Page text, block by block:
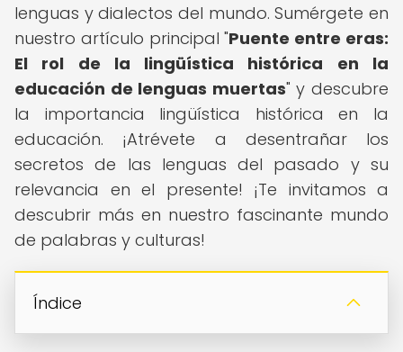
lenguas y dialectos del mundo. Sumérgete en
nuestro artículo principal "Puente entre eras:
El rol de la lingüística histórica en la
educación de lenguas muertas" y descubre
la importancia lingüística histórica en la
educación. ¡Atrévete a desentrañar los
secretos de las lenguas del pasado y su
relevancia en el presente! ¡Te invitamos a
descubrir más en nuestro fascinante mundo
de palabras y culturas!
Índice